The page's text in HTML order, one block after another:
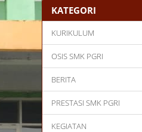
KATEGORI
KURIKULUM
OSIS SMK PGRI
BERITA
PRESTASI SMK PGRI
KEGIATAN